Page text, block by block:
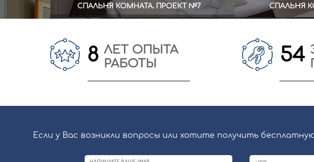
СПАЛЬНЯ КОМНАТА. ПРОЕКТ №7 СПАЛЬНЯ
8 ЛЕТ ОПЫТА
РАБОТЫ
54
Если у Вас возникли вопросы или хотите получить